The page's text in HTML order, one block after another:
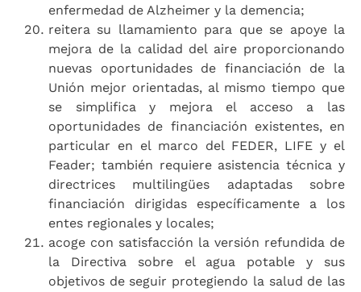
enfermedad de Alzheimer y la demencia;
reitera su llamamiento para que se apoye la
mejora de la calidad del aire proporcionando
nuevas oportunidades de financiación de la
Unión mejor orientadas, al mismo tiempo que
se simplifica y mejora el acceso a las
oportunidades de financiación existentes, en
particular en el marco del FEDER, LIFE y el
Feader; también requiere asistencia técnica y
directrices multilingües adaptadas sobre
financiación dirigidas específicamente a los
entes regionales y locales;
acoge con satisfacción la versión refundida de
la Directiva sobre el agua potable y sus
objetivos de seguir protegiendo la salud de las